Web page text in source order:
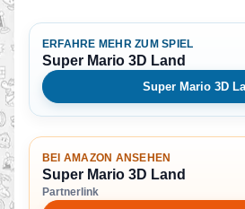
ERFAHRE MEHR ZUM SPIEL
Super Mario 3D Land
Super Mario 3D
BEI AMAZON ANSEHEN
Super Mario 3D Land
Partnerlink